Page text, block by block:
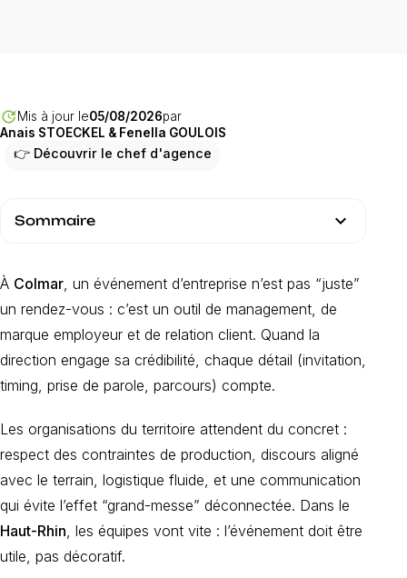
update Mis à jour le05/08/2026par
Anais STOECKEL & Fenella GOULOIS
👉 Découvrir le chef d'agence
Sommaire expand_more
À Colmar , un événement d’entreprise n’est pas “juste”
un rendez-vous : c’est un outil de management, de
marque employeur et de relation client. Quand la
direction engage sa crédibilité, chaque détail (invitation,
timing, prise de parole, parcours) compte.
Les organisations du territoire attendent du concret :
respect des contraintes de production, discours aligné
avec le terrain, logistique fluide, et une communication
qui évite l’effet “grand-messe” déconnectée. Dans le
Haut-Rhin , les équipes vont vite : l’événement doit être
utile, pas décoratif.